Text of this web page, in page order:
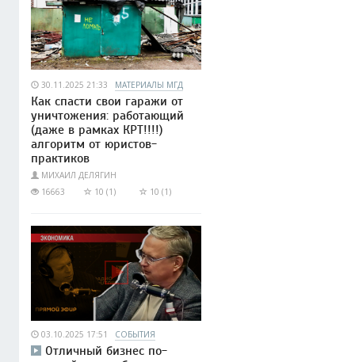
30.11.2025 21:33 МАТЕРИАЛЫ МГД
Как спасти свои гаражи от
уничтожения: работающий
(даже в рамках КРТ!!!!)
алгоритм от юристов-
практиков
МИХАИЛ ДЕЛЯГИН
16663
10 (1) 10 (1)
03.10.2025 17:51 СОБЫТИЯ
Отличный бизнес по-